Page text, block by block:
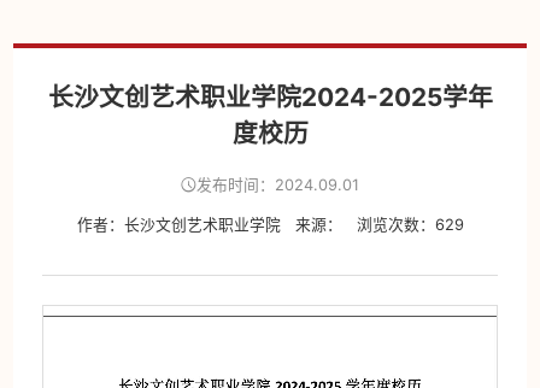
长沙文创艺术职业学院2024-2025学年
度校历
发布时间：2024.09.01
作者：长沙文创艺术职业学院 来源： 浏览次数： 629